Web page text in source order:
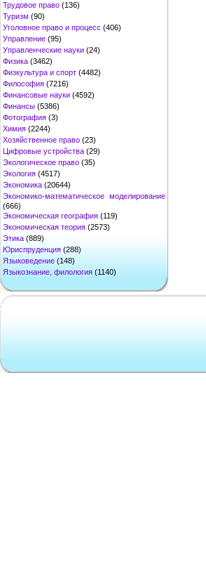
Трудовое право (136)
Туризм (90)
Уголовное право и процесс (406)
Управление (95)
Управленческие науки (24)
Физика (3462)
Физкультура и спорт (4482)
Философия (7216)
Финансовые науки (4592)
Финансы (5386)
Фотография (3)
Химия (2244)
Хозяйственное право (23)
Цифровые устройства (29)
Экологическое право (35)
Экология (4517)
Экономика (20644)
Экономико-математическое моделирование
(666)
Экономическая география (119)
Экономическая теория (2573)
Этика (889)
Юриспруденция (288)
Языковедение (148)
Языкознание, филология (1140)